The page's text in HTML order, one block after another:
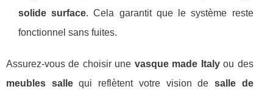
solide surface. Cela garantit que le système reste
fonctionnel sans fuites.
Assurez-vous de choisir une vasque made Italyou des
meubles sallequi reflètent votre vision de salle de